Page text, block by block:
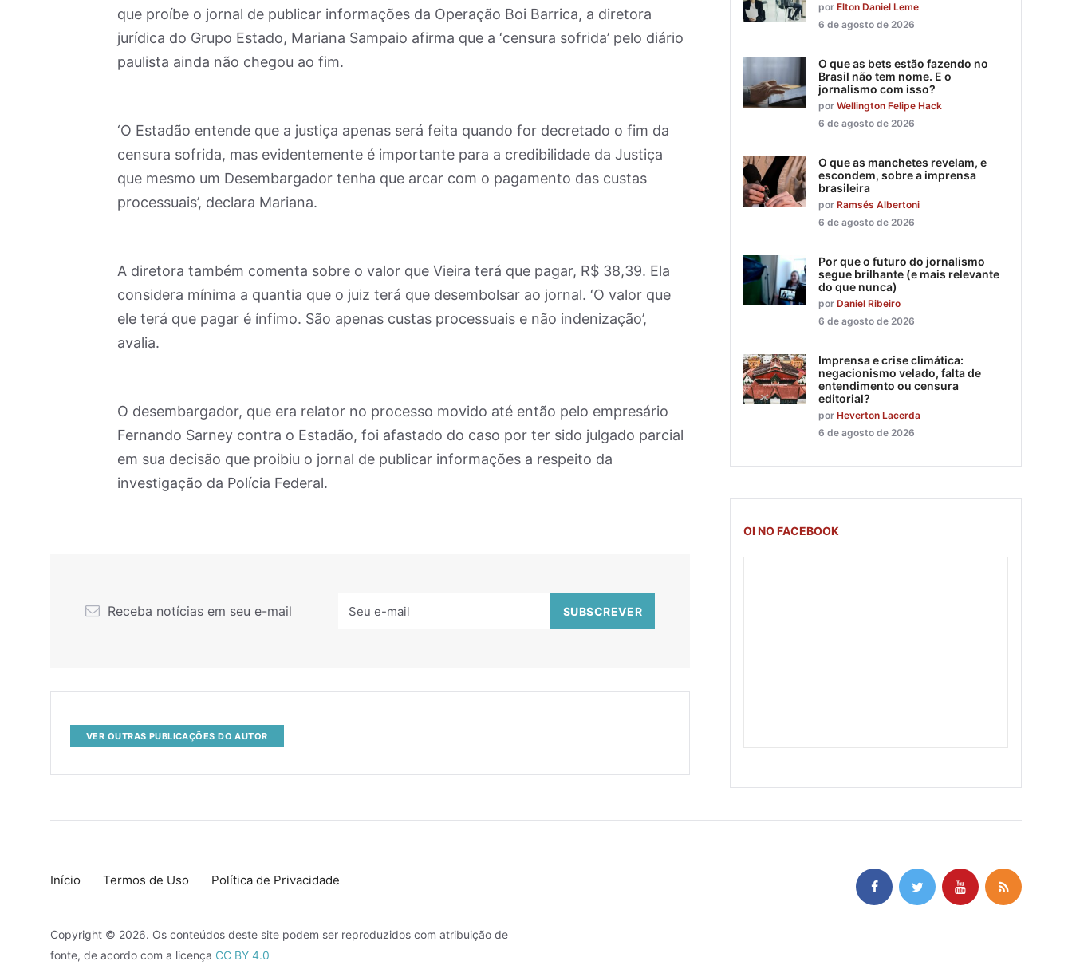
que proíbe o jornal de publicar informações da Operação Boi Barrica, a diretora
jurídica do Grupo Estado, Mariana Sampaio afirma que a ‘censura sofrida’ pelo diário
paulista ainda não chegou ao fim.
‘O Estadão entende que a justiça apenas será feita quando for decretado o fim da
censura sofrida, mas evidentemente é importante para a credibilidade da Justiça
que mesmo um Desembargador tenha que arcar com o pagamento das custas
processuais’, declara Mariana.
A diretora também comenta sobre o valor que Vieira terá que pagar, R$ 38,39. Ela
considera mínima a quantia que o juiz terá que desembolsar ao jornal. ‘O valor que
ele terá que pagar é ínfimo. São apenas custas processuais e não indenização’,
avalia.
O desembargador, que era relator no processo movido até então pelo empresário
Fernando Sarney contra o Estadão, foi afastado do caso por ter sido julgado parcial
em sua decisão que proibiu o jornal de publicar informações a respeito da
investigação da Polícia Federal.
Receba notícias em seu e-mail
VER OUTRAS PUBLICAÇÕES DO AUTOR
por Elton Daniel Leme
6 de agosto de 2026
O que as bets estão fazendo no
Brasil não tem nome. E o
jornalismo com isso?
por Wellington Felipe Hack
6 de agosto de 2026
O que as manchetes revelam, e
escondem, sobre a imprensa
brasileira
por Ramsés Albertoni
6 de agosto de 2026
Por que o futuro do jornalismo
segue brilhante (e mais relevante
do que nunca)
por Daniel Ribeiro
6 de agosto de 2026
Imprensa e crise climática:
negacionismo velado, falta de
entendimento ou censura
editorial?
por Heverton Lacerda
6 de agosto de 2026
OI NO FACEBOOK
Início Termos de Uso Política de Privacidade
Copyright © 2026. Os conteúdos deste site podem ser reproduzidos com atribuição de
fonte, de acordo com a licença CC BY 4.0